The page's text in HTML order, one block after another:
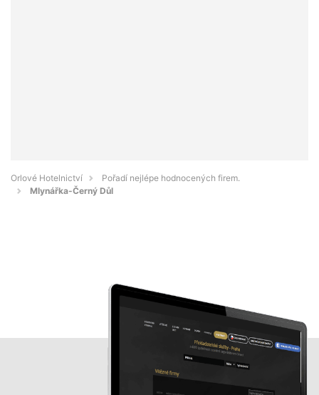
Orlové Hotelnictví
Pořadí nejlépe hodnocených firem.
Mlynářka-Černý Důl